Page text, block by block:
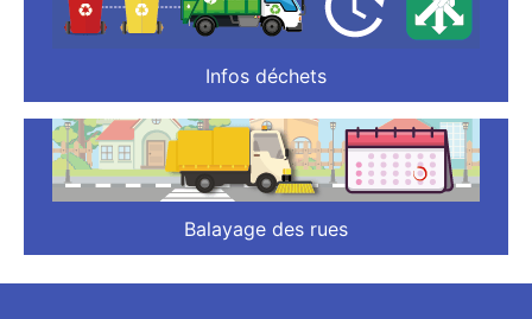
Infos déchets
Balayage des rues